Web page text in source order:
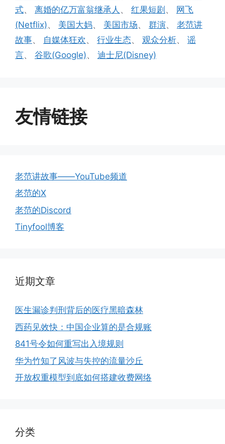
式、 离婚的亿万富翁继承人 、 红果短剧、 网飞
(Netflix)、 美国大妈、 美国市场、 群演、 老范讲
故事、 自媒体狂欢、 行业生态、 观众分析、 谣
言、 谷歌(Google)、 迪士尼(Disney)
友情链接
老范讲故事——YouTube频道
老范的X
老范的Discord
Tinyfool博客
近期文章
医生漏诊判刑背后的医疗黑暗森林
西药见效快：中国企业算的是合规账
841号令如何重写出入境规则
华为竹知了风波与失控的流量沙丘
开放权重模型到底如何搭建收费网络
分类